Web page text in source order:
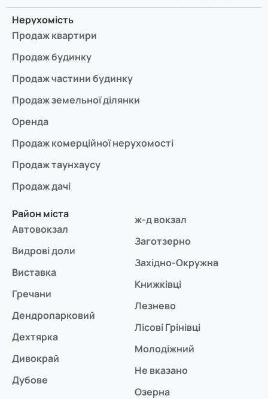
Нерухомість
Продаж квартири
Продаж будинку
Продаж частини будинку
Продаж земельної ділянки
Оренда
Продаж комерційної нерухомості
Продаж таунхаусу
Продаж дачі
Район міста
Автовокзал
Видрові доли
Виставка
Гречани
Дендропарковий
Дехтярка
Дивокрай
Дубове
ж-д вокзал
Заготзерно
Західно-Окружна
Книжківці
Лезнево
Лісові Грінівці
Молодіжний
Не вказано
Озерна